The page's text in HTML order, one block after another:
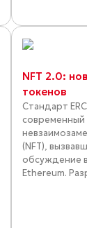
NFT 2.0:
токенов
Стандарт
(NFT),
обсуждение
Ethereum.